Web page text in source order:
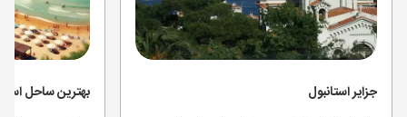
جزایر استانبول بهترین ساحل